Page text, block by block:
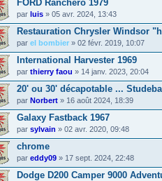
FORD Ranchero 1979
par luis » 05 avr. 2024, 13:43
Restauration Chrysler Windsor
par el bombier » 02 févr. 2019, 10:07
International Harvester 1969
par thierry faou » 14 janv. 2023, 20:04
20' ou 30' décapotable ...
par Norbert » 16 août 2024, 18:39
Galaxy Fastback 1967
par sylvain » 02 avr. 2020, 09:48
chrome
par eddy09 » 17 sept. 2024, 22:48
Dodge D200 Camper 9000